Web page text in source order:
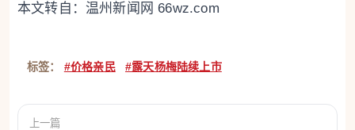
本文转自： 温州新闻网 66wz.com
标签： #价格亲民 #露天杨梅陆续上市
上一篇